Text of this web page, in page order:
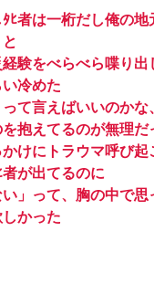
ﾀﾋ者は一桁だし俺の
験をべらべら喋り出
冷めた
って言えばいいのか
抱えてるのが無理だ
けにトラウマ呼び起
が出てるのに
い」って、胸の中で
かった